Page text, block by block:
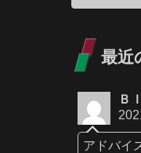
最近
Ｂ
アドバイ